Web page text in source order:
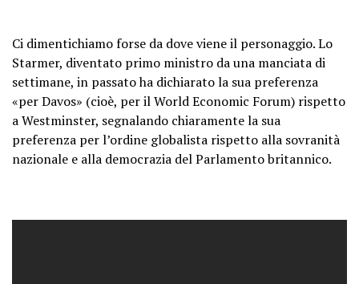
Ci dimentichiamo forse da dove viene il personaggio. Lo
Starmer, diventato primo ministro da una manciata di
settimane, in passato ha dichiarato la sua preferenza
«per Davos» (cioè, per il World Economic Forum) rispetto
a Westminster, segnalando chiaramente la sua
preferenza per l’ordine globalista rispetto alla sovranità
nazionale e alla democrazia del Parlamento britannico.